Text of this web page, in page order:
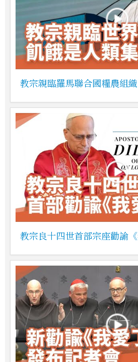
教宗親臨羅馬聯合國糧農組織
教宗良十四世首部宗座勸諭《